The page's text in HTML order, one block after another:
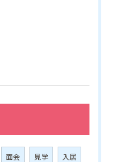
面会 見学 入居